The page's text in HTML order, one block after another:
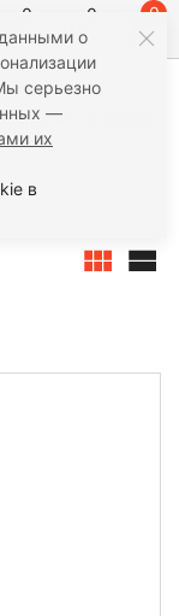
0 0 0
арабика в зернах
о
серьезно
—
их
в